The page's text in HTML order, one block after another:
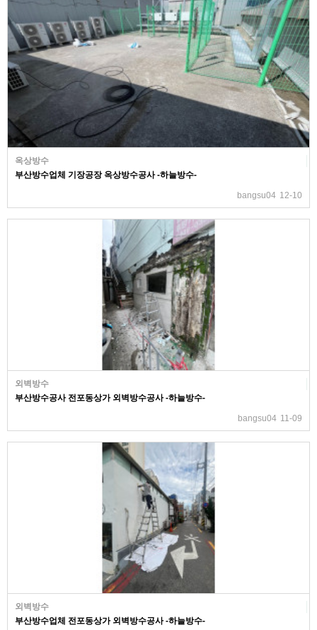
옥상방수
부산방수업체 기장공장 옥상방수공사 -하늘방수-
bangsu04 12-10
외벽방수
부산방수공사 전포동상가 외벽방수공사 -하늘방수-
bangsu04 11-09
외벽방수
부산방수업체 전포동상가 외벽방수공사 -하늘방수-